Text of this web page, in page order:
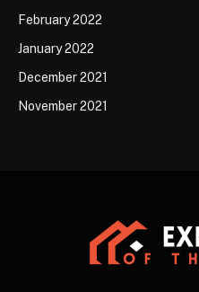
February 2022
January 2022
December 2021
November 2021